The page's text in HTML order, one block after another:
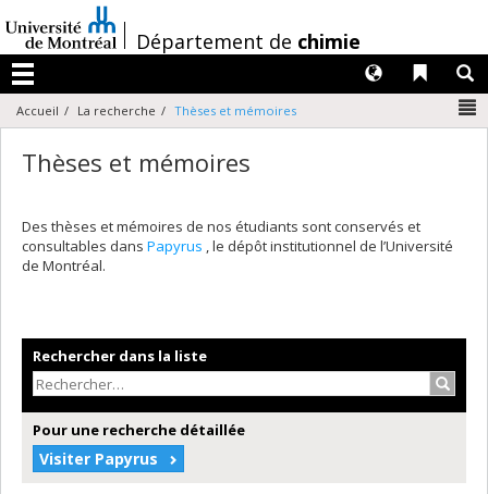
au
contenu
/Département de chimie
Menu
Liens
Langues
Accueil La recherche Thèses et mémoires
Thèses et mémoires
Des thèses et mémoires de nos étudiants sont conservés et
consultables dans Papyrus , le dépôt institutionnel de l’Université
de Montréal.
Rechercher dans la liste
Pour une recherche détaillée
Visiter Papyrus